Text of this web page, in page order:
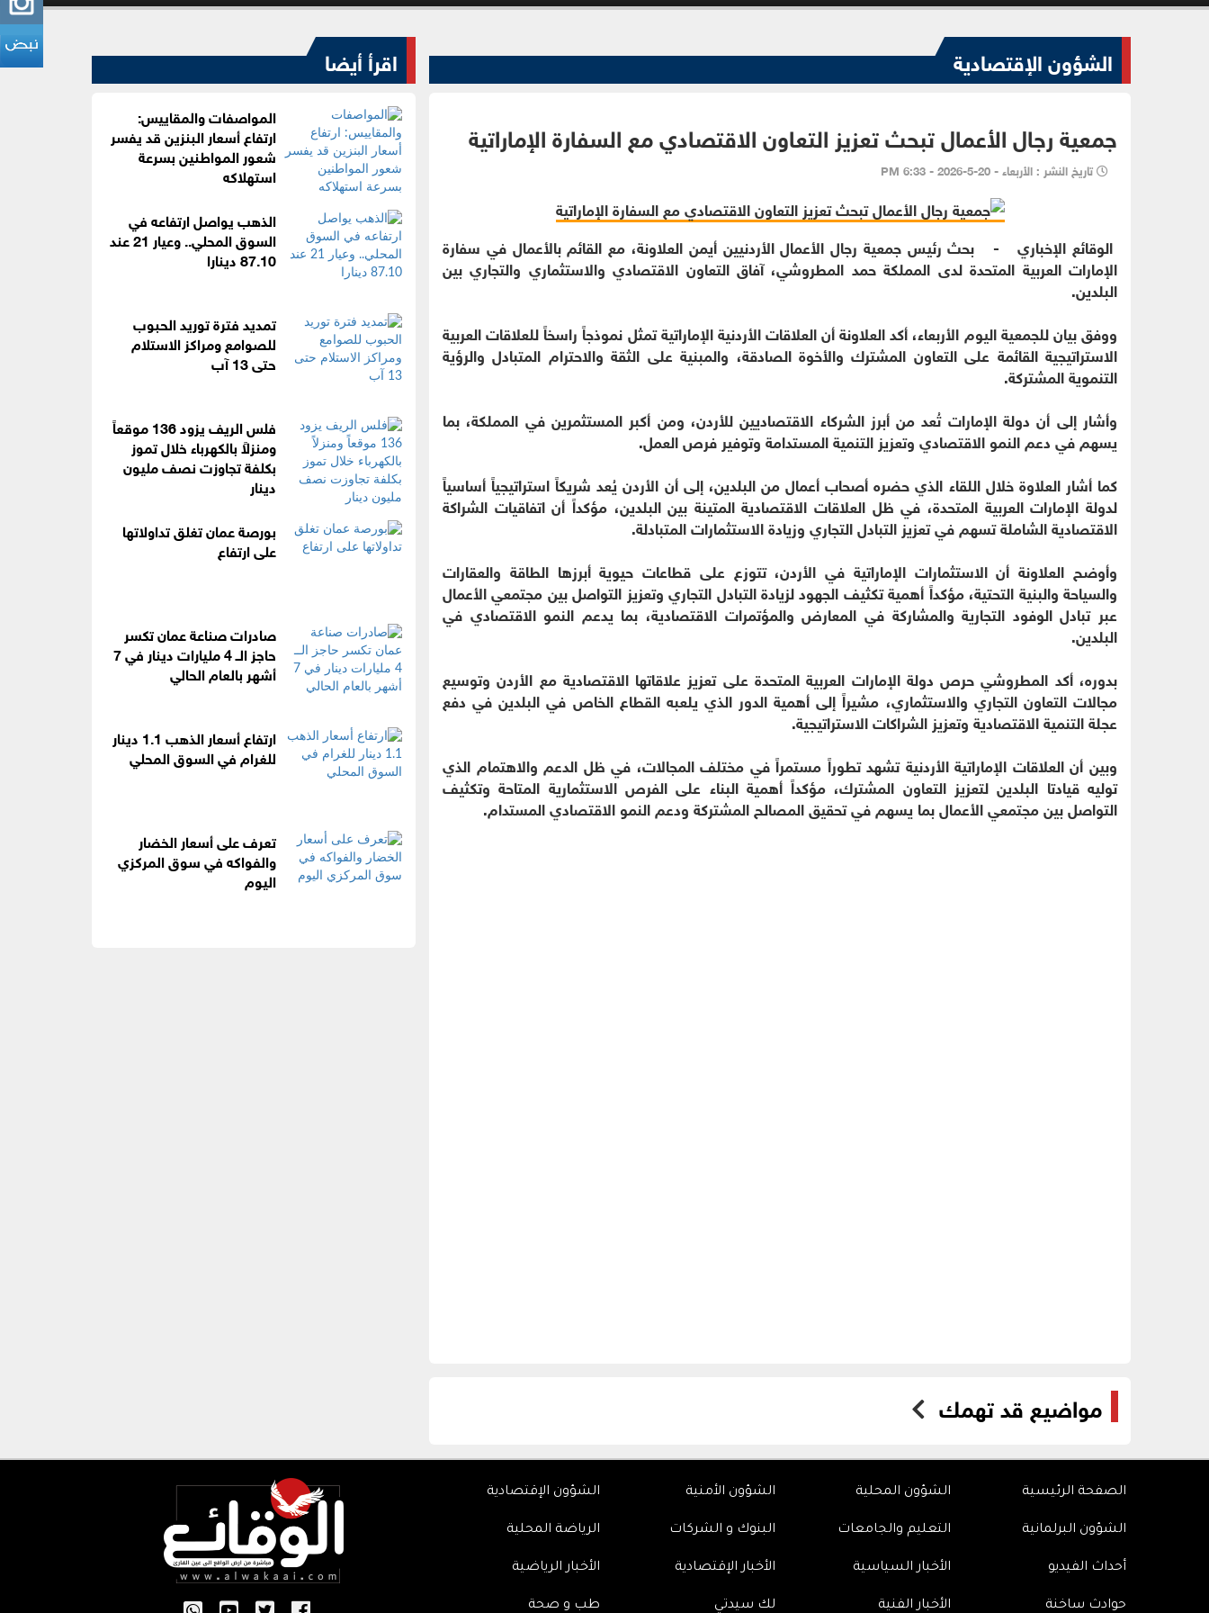
الشؤون الإقتصادية
جمعية رجال الأعمال تبحث تعزيز التعاون الاقتصادي مع السفارة الإماراتية
تاريخ النشر : الأربعاء - 20-5-2026 - 6:33 PM
الوقائع الإخباري - بحث رئيس جمعية رجال الأعمال الأردنيين أيمن العلاونة، مع القائم بالأعمال في سفارة
الإمارات العربية المتحدة لدى المملكة حمد المطروشي، آفاق التعاون الاقتصادي والاستثماري والتجاري بين
البلدين.
ووفق بيان للجمعية اليوم الأربعاء، أكد العلاونة أن العلاقات الأردنية الإماراتية تمثل نموذجاً راسخاً للعلاقات العربية
الاستراتيجية القائمة على التعاون المشترك والأخوة الصادقة، والمبنية على الثقة والاحترام المتبادل والرؤية
التنموية المشتركة.
وأشار إلى أن دولة الإمارات تُعد من أبرز الشركاء الاقتصاديين للأردن، ومن أكبر المستثمرين في المملكة، بما
يسهم في دعم النمو الاقتصادي وتعزيز التنمية المستدامة وتوفير فرص العمل.
كما أشار العلاوة خلال اللقاء الذي حضره أصحاب أعمال من البلدين، إلى أن الأردن يُعد شريكاً استراتيجياً أساسياً
لدولة الإمارات العربية المتحدة، في ظل العلاقات الاقتصادية المتينة بين البلدين، مؤكداً أن اتفاقيات الشراكة
الاقتصادية الشاملة تسهم في تعزيز التبادل التجاري وزيادة الاستثمارات المتبادلة.
وأوضح العلاونة أن الاستثمارات الإماراتية في الأردن، تتوزع على قطاعات حيوية أبرزها الطاقة والعقارات
والسياحة والبنية التحتية، مؤكداً أهمية تكثيف الجهود لزيادة التبادل التجاري وتعزيز التواصل بين مجتمعي الأعمال
عبر تبادل الوفود التجارية والمشاركة في المعارض والمؤتمرات الاقتصادية، بما يدعم النمو الاقتصادي في
البلدين.
بدوره، أكد المطروشي حرص دولة الإمارات العربية المتحدة على تعزيز علاقاتها الاقتصادية مع الأردن وتوسيع
مجالات التعاون التجاري والاستثماري، مشيراً إلى أهمية الدور الذي يلعبه القطاع الخاص في البلدين في دفع
عجلة التنمية الاقتصادية وتعزيز الشراكات الاستراتيجية.
وبين أن العلاقات الإماراتية الأردنية تشهد تطوراً مستمراً في مختلف المجالات، في ظل الدعم والاهتمام الذي
توليه قيادتا البلدين لتعزيز التعاون المشترك، مؤكداً أهمية البناء على الفرص الاستثمارية المتاحة وتكثيف
التواصل بين مجتمعي الأعمال بما يسهم في تحقيق المصالح المشتركة ودعم النمو الاقتصادي المستدام.
مواضيع قد تهمك
اقرأ أيضا
المواصفات والمقاييس:
ارتفاع أسعار البنزين قد يفسر
شعور المواطنين بسرعة
استهلاكه
الذهب يواصل ارتفاعه في
السوق المحلي.. وعيار 21 عند
87.10 دينارا
تمديد فترة توريد الحبوب
للصوامع ومراكز الاستلام
حتى 13 آب
فلس الريف يزود 136 موقعاً
ومنزلاً بالكهرباء خلال تموز
بكلفة تجاوزت نصف مليون
دينار
بورصة عمان تغلق تداولاتها
على ارتفاع
صادرات صناعة عمان تكسر
حاجز الــ 4 مليارات دينار في 7
أشهر بالعام الحالي
ارتفاع أسعار الذهب 1.1 دينار
للغرام في السوق المحلي
تعرف على أسعار الخضار
والفواكه في سوق المركزي
اليوم
الصفحة الرئيسية الشؤون المحلية الشؤون الأمنية الشؤون الإقتصادية
الشؤون البرلمانية التعليم والجامعات البنوك و الشركات الرياضة المحلية
أحداث الفيديو الأخبار السياسية الأخبار الإقتصادية الأخبار الرياضية
حوادث ساخنة الأخبار الفنية لك سيدتي طب و صحة